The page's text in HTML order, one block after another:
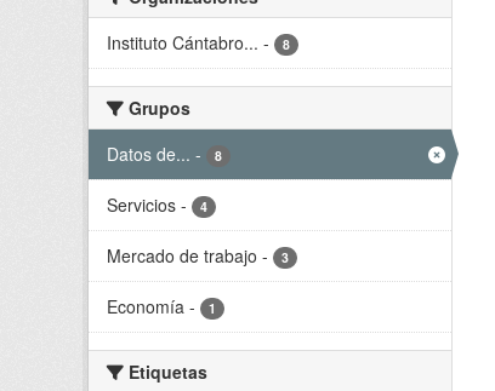
Instituto Cántabro... - 8
Grupos
Datos de... - 8
Servicios - 4
Mercado de trabajo - 3
Economía - 1
Etiquetas